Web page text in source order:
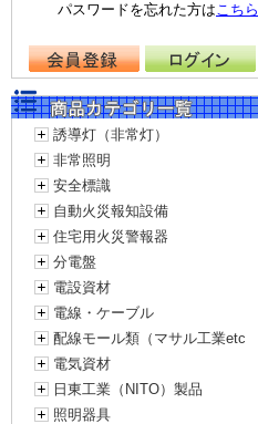
パスワードを忘れた方はこちら
誘導灯（非常灯）
非常照明
安全標識
自動火災報知設備
住宅用火災警報器
分電盤
電設資材
電線・ケーブル
配線モール類（マサル工業etc
電気資材
日東工業（NITO）製品
照明器具